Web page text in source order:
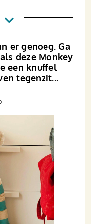
er genoeg. Ga
deze Monkey
een knuffel
tegenzit...